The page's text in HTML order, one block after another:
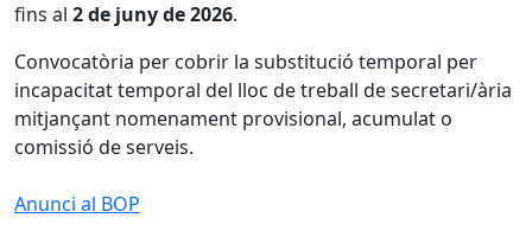
fins al 2 de juny de 2026.
Convocatòria per cobrir la substitució temporal per
incapacitat temporal del lloc de treball de secretari/ària
mitjançant nomenament provisional, acumulat o
comissió de serveis.
Anunci al BOP